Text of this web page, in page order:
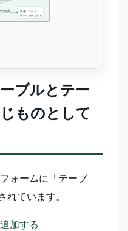
ブルとテー
ものとして
ォームに「テーブ
れています。
加する